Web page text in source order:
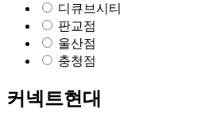
디큐브시티
판교점
울산점
충청점
커넥트현대